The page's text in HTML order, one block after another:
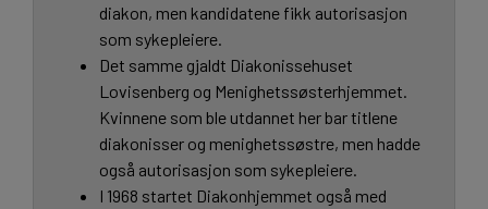
diakon, men kandidatene fikk autorisasjon
som sykepleiere.
Det samme gjaldt Diakonissehuset
Lovisenberg og Menighetssøsterhjemmet.
Kvinnene som ble utdannet her bar titlene
diakonisser og menighetssøstre, men hadde
også autorisasjon som sykepleiere.
I 1968 startet Diakonhjemmet også med